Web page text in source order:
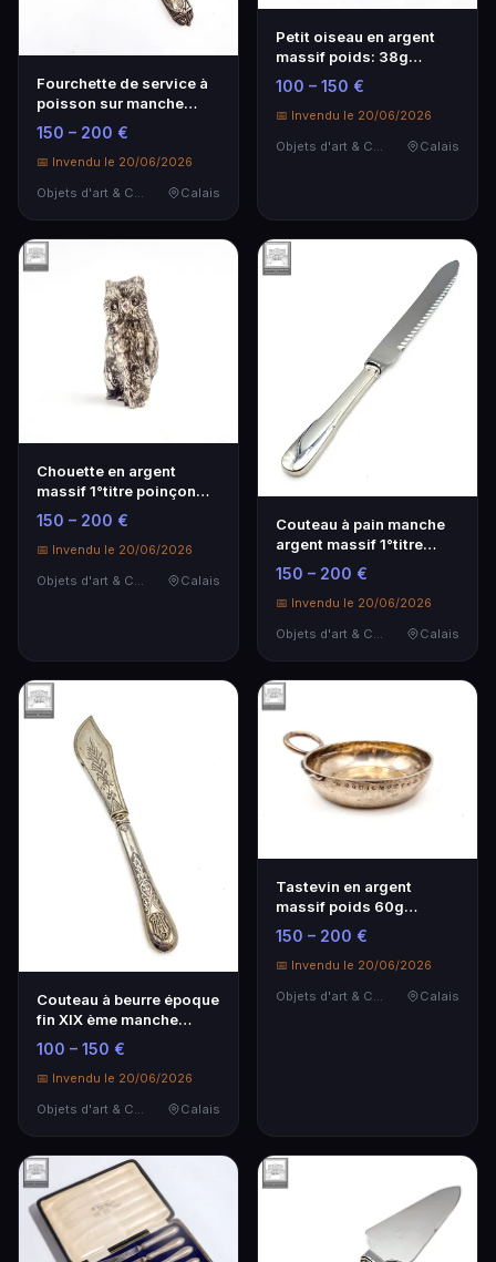
Fourchette de service à
poisson sur manche
argent massif 1°t…
150 – 200 €
📅 Invendu le 20/06/2026
Calais
Petit oiseau en argent
massif poids: 38g
poinçon Minerve 1°t…
100 – 150 €
📅 Invendu le 20/06/2026
Objets d'art & Curiosités
Calais
Chouette en argent
massif 1°titre poinçon
Minerve poids: 60g…
150 – 200 €
📅 Invendu le 20/06/2026
Objets d'art & Curiosités
Calais
Couteau à pain manche
argent massif 1°titre
poinçon Minerve …
150 – 200 €
📅 Invendu le 20/06/2026
Objets d'art & Curiosités
Calais
Couteau à beurre époque
fin XIX ème manche
argent massif poi…
100 – 150 €
📅 Invendu le 20/06/2026
Objets d'art & Curiosités
Calais
Tastevin en argent
massif poids 60g
époque Restauration
Poin…
150 – 200 €
📅 Invendu le 20/06/2026
Calais